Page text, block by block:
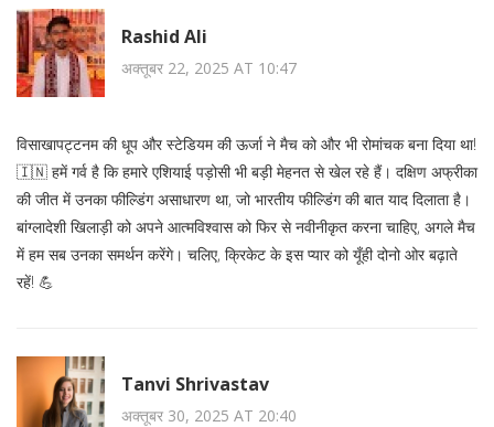
Rashid Ali
अक्तूबर 22, 2025 AT 10:47
विसाखापट्टनम की धूप और स्टेडियम की ऊर्जा ने मैच को और भी रोमांचक बना दिया था!
🇮🇳 हमें गर्व है कि हमारे एशियाई पड़ोसी भी बड़ी मेहनत से खेल रहे हैं। दक्षिण अफ्रीका
की जीत में उनका फील्डिंग असाधारण था, जो भारतीय फील्डिंग की बात याद दिलाता है।
बांग्लादेशी खिलाड़ी को अपने आत्मविश्वास को फिर से नवीनीकृत करना चाहिए, अगले मैच
में हम सब उनका समर्थन करेंगे। चलिए, क्रिकेट के इस प्यार को यूँही दोनो ओर बढ़ाते
रहें! 💪
Tanvi Shrivastav
अक्तूबर 30, 2025 AT 20:40